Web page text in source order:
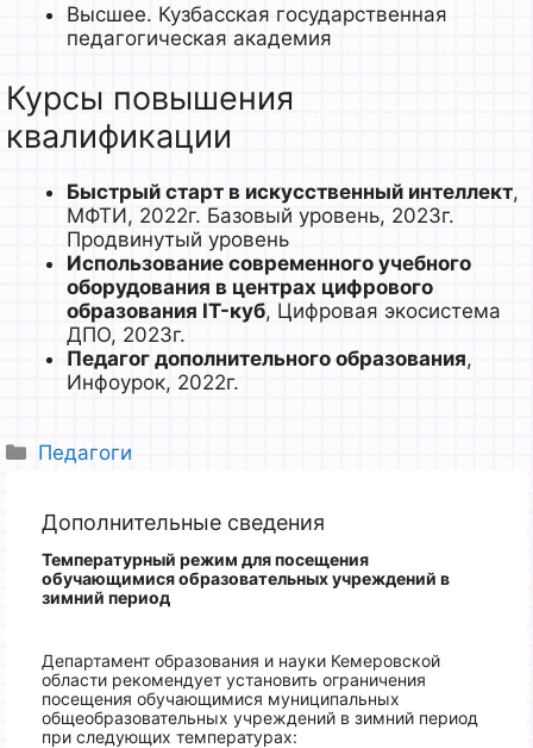
Высшее. Кузбасская государственная
педагогическая академия
Курсы повышения
квалификации
Быстрый старт в искусственный интеллект,
МФТИ, 2022г. Базовый уровень, 2023г.
Продвинутый уровень
Использование современного учебного
оборудования в центрах цифрового
образования IT-куб, Цифровая экосистема
ДПО, 2023г.
Педагог дополнительного образования,
Инфоурок, 2022г.
Рубрики
Педагоги
Дополнительные сведения
Температурный режим для посещения
обучающимися образовательных учреждений в
зимний период
Департамент образования и науки Кемеровской
области рекомендует установить ограничения
посещения обучающимися муниципальных
общеобразовательных учреждений в зимний период
при следующих температурах: